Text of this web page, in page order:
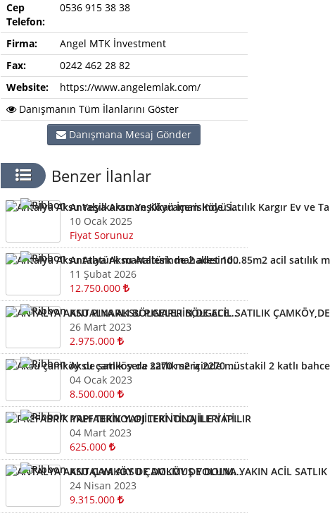
Cep
Telefon:
0536 915 38 38
Firma:
Angel MTK İnvestment
Fax:
0242 462 28 82
Website:
https://www.angelemlak.com/
Danışmanın Tüm İlanlarını Göster
Danışmana Mesaj Gönder
Benzer İlanlar
Antalya Aksu Yeşilkaraman Köyü İçerisinde Satılık Kargır Ev ve Tarla
10 Ocak 2025
Fiyat Sorunuz
Antalya Aksu Atatürk mahallesinde 2 adet 100 85m2 acil satılık müstakil ev
11 Şubat 2026
12.750.000
ANTALYA AKSU PINARLI BÖLGELERİN,DE ACİL SATILIK ÇAMKÖY,DE TOPLAM 530 M2 110 M2 MÜSTAİL EV
26 Mart 2023
2.975.000
Aksu çamköy de satlık sera 2270 m2 içinde müstakil 2 katlı bahceli ev
04 Ocak 2023
8.500.000
PREFABRİK YAPI TEKNOLOJİLERİ İTİNA İLE YAPILIR
04 Mart 2023
625.000
ANTALYA AKSU ÇAMKÖY DE DOLMUŞ YOLUNA YAKIN ACİL SATLIK 1900 M2 TARLA İÇİNDE MÜSTAKİL TAPULU 140 M2 EV BAĞ BAHÇE
24 Nisan 2023
9.315.000